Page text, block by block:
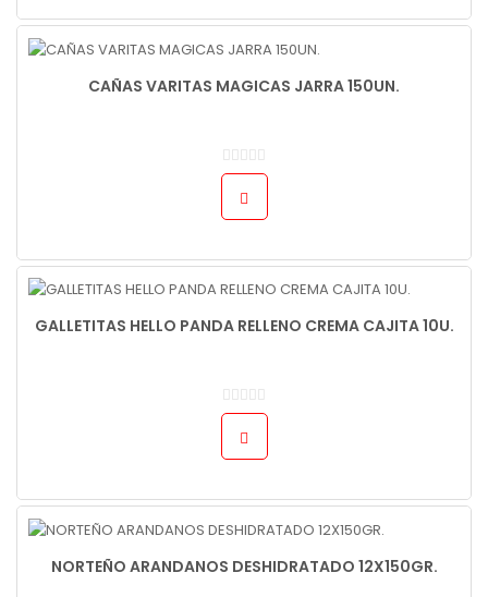
CAÑAS VARITAS MAGICAS JARRA 150UN.
GALLETITAS HELLO PANDA RELLENO CREMA CAJITA 10U.
NORTEÑO ARANDANOS DESHIDRATADO 12X150GR.